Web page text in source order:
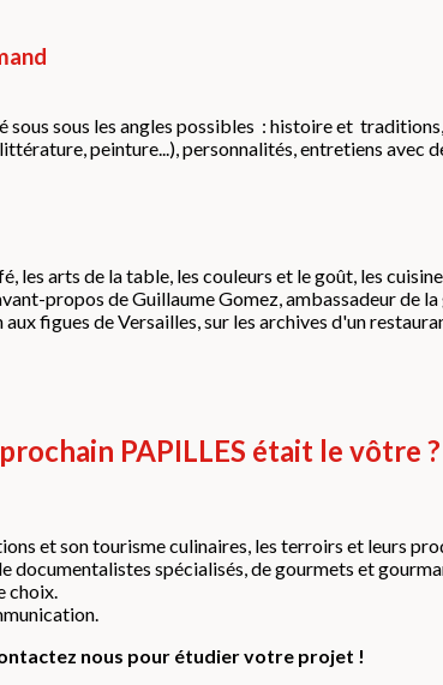
sous sous les angles possibles : histoire et
peinture...), personnalités, entretiens avec
les arts de la table, les couleurs et le goût, les
propos de Guillaume Gomez, ambassadeur de
figues de Versailles, sur les archives d'un
PAPILLES était le vôtre ?
et son tourisme culinaires, les terroirs et leurs
documentalistes spécialisés, de gourmets et
choix.
nous pour étudier votre projet !